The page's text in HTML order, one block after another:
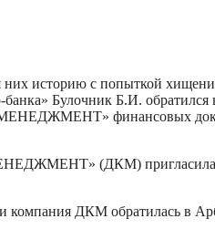
историю с попыткой
Булочник Б.И.
финансовых
(ДКМ) пригласила
компания ДКМ обратилась в